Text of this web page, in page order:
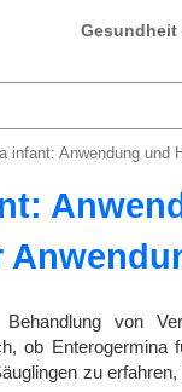
infant: Anwendung und
von
ob Enterogermina
zu